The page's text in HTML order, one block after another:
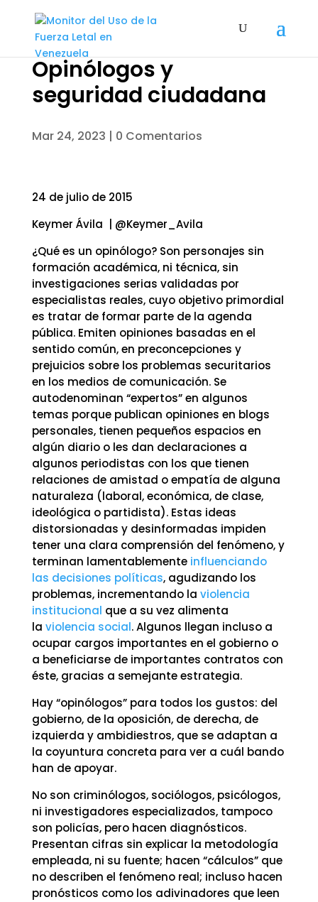
Opinólogos y
seguridad ciudadana
Mar 24, 2023 | 0 Comentarios
24 de julio de 2015
Keymer Ávila | @Keymer_Avila
¿Qué es un opinólogo? Son personajes sin
formación académica, ni técnica, sin
investigaciones serias validadas por
especialistas reales, cuyo objetivo primordial
es tratar de formar parte de la agenda
pública. Emiten opiniones basadas en el
sentido común, en preconcepciones y
prejuicios sobre los problemas securitarios
en los medios de comunicación. Se
autodenominan “expertos” en algunos
temas porque publican opiniones en blogs
personales, tienen pequeños espacios en
algún diario o les dan declaraciones a
algunos periodistas con los que tienen
relaciones de amistad o empatía de alguna
naturaleza (laboral, económica, de clase,
ideológica o partidista). Estas ideas
distorsionadas y desinformadas impiden
tener una clara comprensión del fenómeno, y
terminan lamentablemente influenciando
las decisiones políticas, agudizando los
problemas, incrementando la violencia
institucional que a su vez alimenta
la violencia social. Algunos llegan incluso a
ocupar cargos importantes en el gobierno o
a beneficiarse de importantes contratos con
éste, gracias a semejante estrategia.
Hay “opinólogos” para todos los gustos: del
gobierno, de la oposición, de derecha, de
izquierda y ambidiestros, que se adaptan a
la coyuntura concreta para ver a cuál bando
han de apoyar.
No son criminólogos, sociólogos, psicólogos,
ni investigadores especializados, tampoco
son policías, pero hacen diagnósticos.
Presentan cifras sin explicar la metodología
empleada, ni su fuente; hacen “cálculos” que
no describen el fenómeno real; incluso hacen
pronósticos como los adivinadores que leen